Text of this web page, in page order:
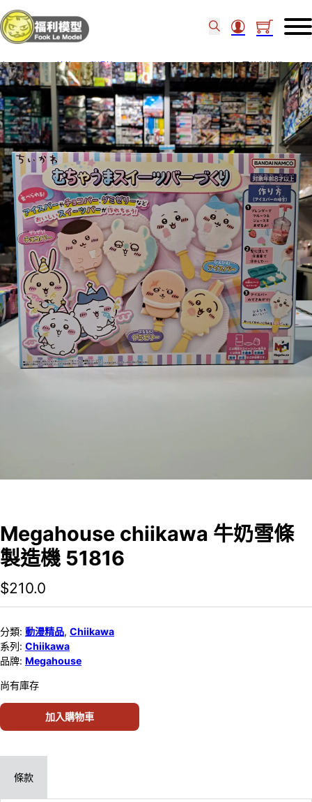
主頁 / other 其他 / 動漫精品 / Megahouse chiikawa 牛奶雪條製造機 51816
Megahouse chiikawa 牛奶雪條
製造機 51816
$210.0
分類: 動漫精品, Chiikawa
系列: Chiikawa
品牌: Megahouse
尚有庫存
加入購物車
條款